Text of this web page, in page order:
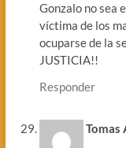
Gonzalo no sea
víctima de los
ocuparse de la
JUSTICIA!!
Responder
Tomas